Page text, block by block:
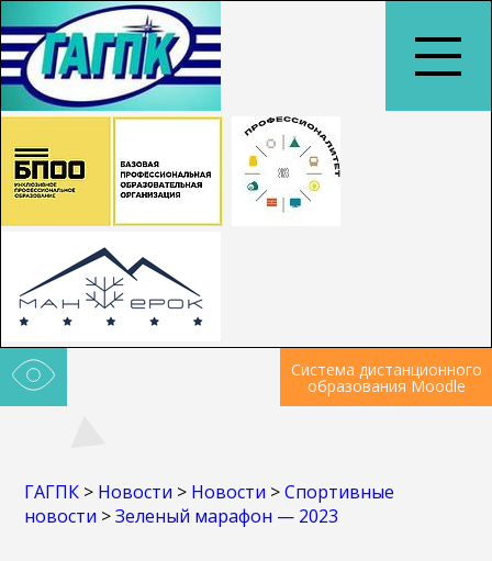
Система дистанционного
образования Moodle
ГАГПК > Новости > Новости >Спортивные
новости >Зеленый марафон — 2023